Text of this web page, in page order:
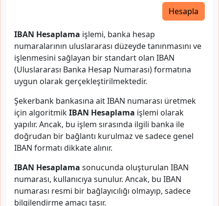
Hesapla
IBAN Hesaplama işlemi, banka hesap
numaralarının uluslararası düzeyde tanınmasını ve
işlenmesini sağlayan bir standart olan IBAN
(Uluslararası Banka Hesap Numarası) formatına
uygun olarak gerçekleştirilmektedir.
Şekerbank bankasına ait IBAN numarası üretmek
için algoritmikIBAN Hesaplama işlemi olarak
yapılır. Ancak, bu işlem sırasında ilgili banka ile
doğrudan bir bağlantı kurulmaz ve sadece genel
IBAN formatı dikkate alınır.
IBAN Hesaplama sonucunda oluşturulan IBAN
numarası, kullanıcıya sunulur. Ancak, bu IBAN
numarası resmi bir bağlayıcılığı olmayıp, sadece
bilgilendirme amacı taşır.